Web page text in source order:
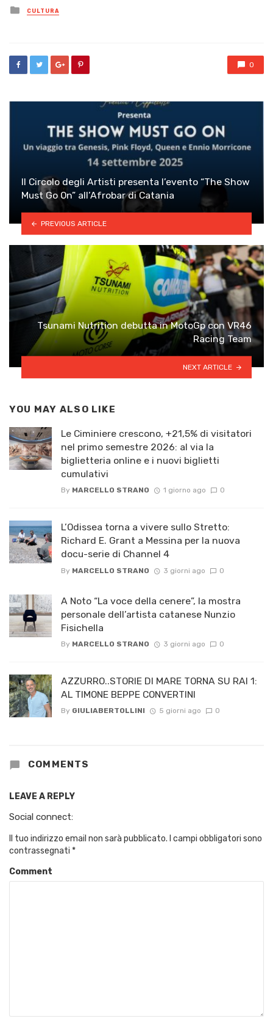
Posted
in
CULTURA
0
Il Circolo degli Artisti presenta l’evento “The Show
Must Go On” all’Afrobar di Catania
PREVIOUS ARTICLE
Tsunami Nutrition debutta in MotoGp con VR46
Racing Team
NEXT ARTICLE
YOU MAY ALSO LIKE
Le Ciminiere crescono, +21,5% di visitatori
nel primo semestre 2026: al via la
biglietteria online e i nuovi biglietti
cumulativi
By MARCELLO STRANO 1 giorno ago 0
L’Odissea torna a vivere sullo Stretto:
Richard E. Grant a Messina per la nuova
docu-serie di Channel 4
By MARCELLO STRANO 3 giorni ago 0
A Noto “La voce della cenere”, la mostra
personale dell’artista catanese Nunzio
Fisichella
By MARCELLO STRANO 3 giorni ago 0
AZZURRO..STORIE DI MARE TORNA SU RAI 1:
AL TIMONE BEPPE CONVERTINI
By GIULIABERTOLLINI 5 giorni ago 0
COMMENTS
LEAVE A REPLY
Social connect:
Il tuo indirizzo email non sarà pubblicato. I campi obbligatori sono
contrassegnati *
Comment